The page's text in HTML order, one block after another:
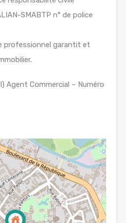
SMABTP n° de police
professionnel garantit et
Agent Commercial – Numéro